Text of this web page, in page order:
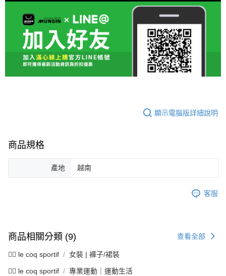
顯示電腦版詳細說明
商品規格
產地 越南
客服
商品相關分類 (9) 查看全部
🚴‍♂️ le coq sportif 女裝 | 褲子/裙裝
🚴‍♂️ le coq sportif 專業運動｜運動生活